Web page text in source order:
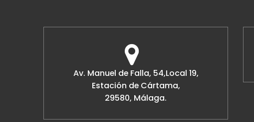
Av. Manuel de Falla, 54,Local 19,
Estación de Cártama,
29580, Málaga.